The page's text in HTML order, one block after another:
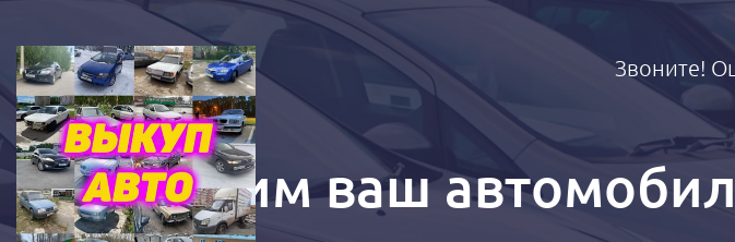
Звоните!
Купим ваш